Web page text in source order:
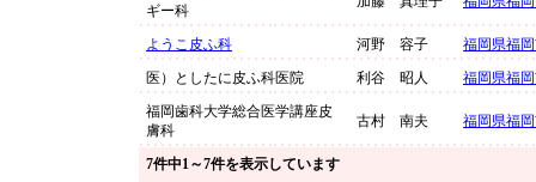
ギー科
ようこ皮ふ科 河野 容子
福岡県福
医）としたに皮ふ科医院
利谷 昭人
福岡県福
福岡歯科大学総合医学講座皮
膚科
古村 南夫 福岡県福
7件中1～7件を表示しています